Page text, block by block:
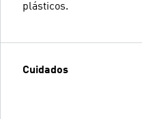
plásticos.
Cuidados